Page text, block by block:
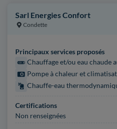
Sarl Energies Confort
Condette
Principaux services proposés
Chauffage et/ou eau chaude
Pompe à chaleur et
Chauffe-eau
Certifications
Non renseignées